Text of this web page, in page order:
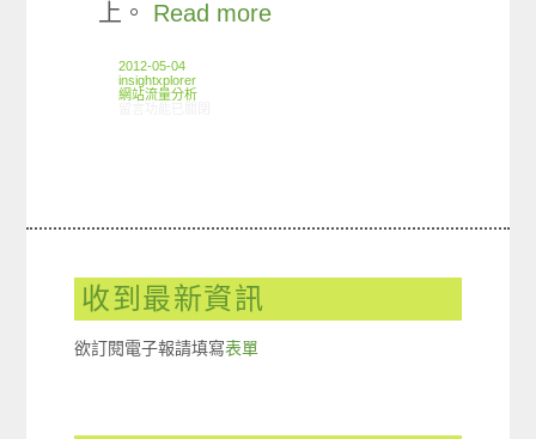
上。 Read more
2012-05-04
insightxplorer
網站流量分析
收到最新資訊
欲訂閱電子報請填寫表單